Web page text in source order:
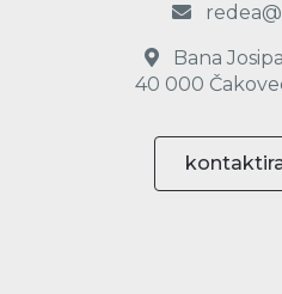
Bana
40 000